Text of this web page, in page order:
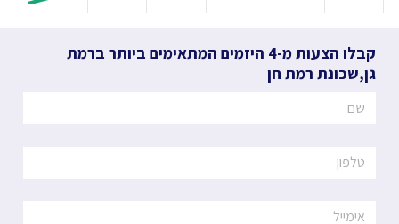
קבלו הצעות מ-4 היזמים המתאימים ביותר
ברמת
גן,שכונת רמת חן